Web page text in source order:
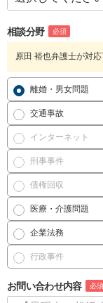
相談分野 必須
原田 裕也弁護士が対
離婚・男女問題
交通事故
インターネット
刑事事件
債権回収
医療・介護問題
企業法務
行政事件
お問い合わせ内容 必須